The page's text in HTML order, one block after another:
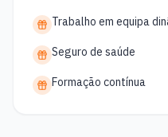
Trabalho em equipa
Seguro de saúde
Formação contínua